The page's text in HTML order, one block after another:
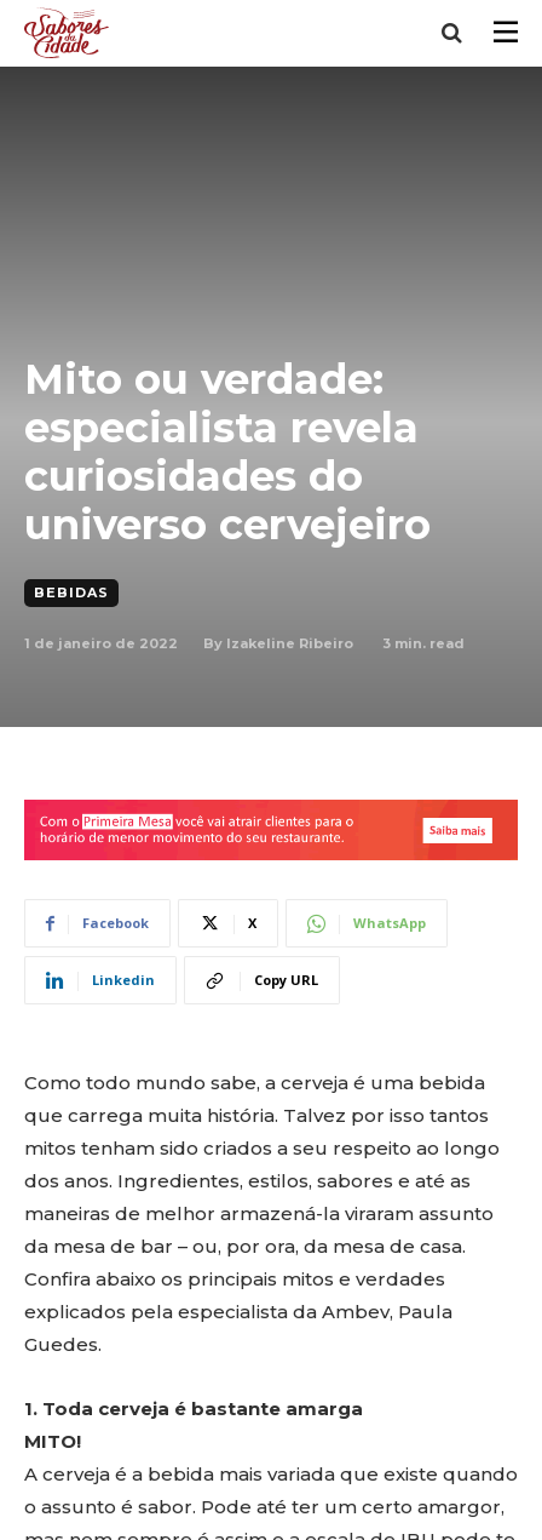
Mito ou verdade:
especialista revela
curiosidades do
universo cervejeiro
BEBIDAS
1 de janeiro de 2022 By Izakeline Ribeiro 3 min. read
Facebook X WhatsApp
Linkedin Copy URL
Como todo mundo sabe, a cerveja é uma bebida
que carrega muita história. Talvez por isso tantos
mitos tenham sido criados a seu respeito ao longo
dos anos. Ingredientes, estilos, sabores e até as
maneiras de melhor armazená-la viraram assunto
da mesa de bar – ou, por ora, da mesa de casa.
Confira abaixo os principais mitos e verdades
explicados pela especialista da Ambev, Paula
Guedes.
1. Toda cerveja é bastante amarga
MITO!
A cerveja é a bebida mais variada que existe quando
o assunto é sabor. Pode até ter um certo amargor,